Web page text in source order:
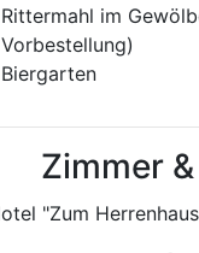
Rittermahl im
Vorbestellung)
Biergarten
Zimmer